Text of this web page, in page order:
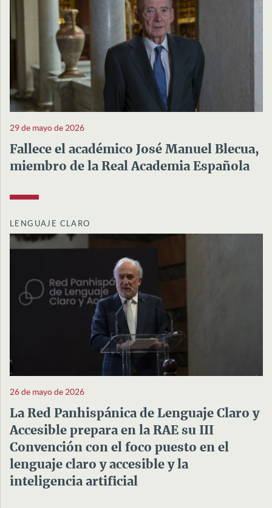
29 de mayo de 2026
Fallece el académico José Manuel Blecua,
miembro de la Real Academia Española
LENGUAJE CLARO
26 de mayo de 2026
La Red Panhispánica de Lenguaje Claro y
Accesible prepara en la RAE su III
Convención con el foco puesto en el
lenguaje claro y accesible y la
inteligencia artificial